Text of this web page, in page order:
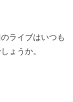
ライブはいつも
ょうか。